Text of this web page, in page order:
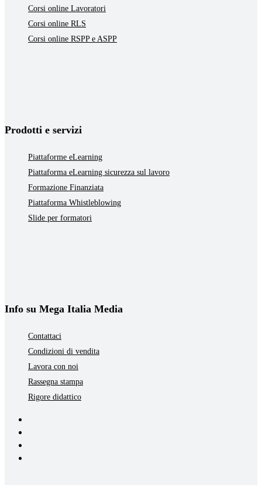
Corsi online Lavoratori
Corsi online RLS
Corsi online RSPP e ASPP
Prodotti e servizi
Piattaforme eLearning
Piattaforma eLearning sicurezza sul lavoro
Formazione Finanziata
Piattaforma Whistleblowing
Slide per formatori
Info su Mega Italia Media
Contattaci
Condizioni di vendita
Lavora con noi
Rassegna stampa
Rigore didattico